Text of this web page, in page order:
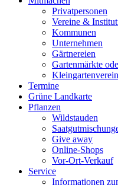
Privatpersonen
Vereine &
Kommunen
Unternehmen
Gärtnereien
Gartenmärkte
Termine
Grüne Landkarte
Pflanzen
Wildstauden
Give away
Online-Shops
Vor-Ort-Verkauf
Service
Informationen